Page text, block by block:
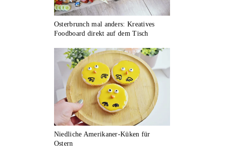
Osterbrunch mal anders: Kreatives
Foodboard direkt auf dem Tisch
Niedliche Amerikaner-Küken für
Ostern